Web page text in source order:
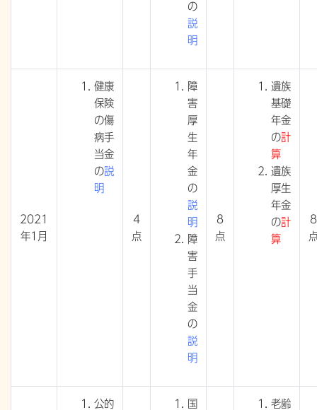
の
説
明
2021
年1月
健康
保険
の傷
病手
当金
の説
明
4
点
障
害
厚
生
年
金
の
説
明
障
害
手
当
金
の
説
明
8
点
遺族
基礎
年金
の計
算
遺族
厚生
年金
の計
算
8
公的
国
老齢